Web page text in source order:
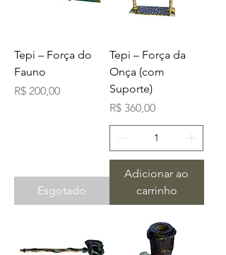
Tepi – Força do
Fauno
Preço
R$ 200,00
Esgotado
Tepi – Força da
Onça (com
Suporte)
Preço
R$ 360,00
Adicionar ao
carrinho